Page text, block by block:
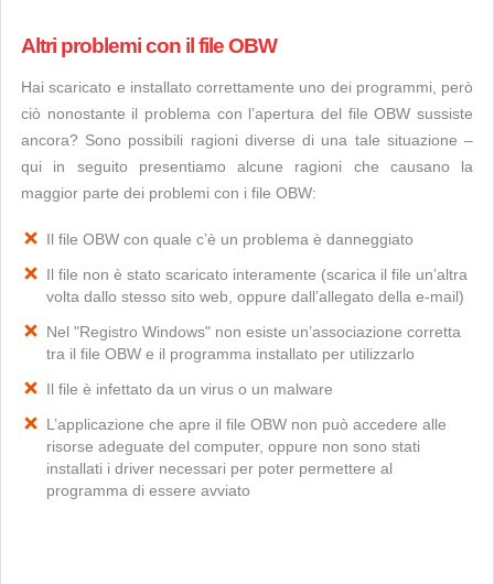
Altri problemi con il file OBW
Hai scaricato e installato correttamente uno dei programmi, però
ciò nonostante il problema con l’apertura del file OBW sussiste
ancora? Sono possibili ragioni diverse di una tale situazione –
qui in seguito presentiamo alcune ragioni che causano la
maggior parte dei problemi con i file OBW:
Il file OBW con quale c’è un problema è danneggiato
Il file non è stato scaricato interamente (scarica il file un’altra
volta dallo stesso sito web, oppure dall’allegato della e-mail)
Nel "Registro Windows" non esiste un’associazione corretta
tra il file OBW e il programma installato per utilizzarlo
Il file è infettato da un virus o un malware
L’applicazione che apre il file OBW non può accedere alle
risorse adeguate del computer, oppure non sono stati
installati i driver necessari per poter permettere al
programma di essere avviato